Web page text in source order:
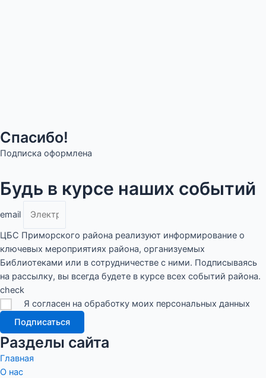
Спасибо!
Подписка оформлена
Будь в курсе наших событий
email
ЦБС Приморского района реализуют информирование о
ключевых мероприятиях района, организуемых
Библиотеками или в сотрудничестве с ними. Подписываясь
на рассылку, вы всегда будете в курсе всех событий района.
check
Я согласен на обработку моих персональных данных
Подписаться
Разделы сайта
Главная
О нас